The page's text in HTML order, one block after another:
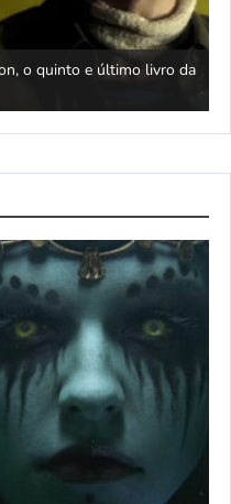
o quinto e último livro da